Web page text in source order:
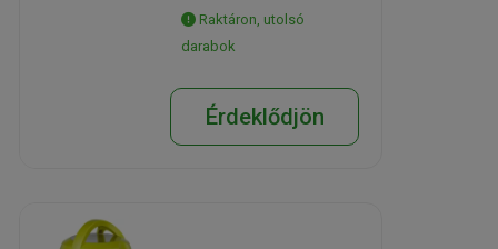
Raktáron, utolsó
darabok
Érdeklődjön